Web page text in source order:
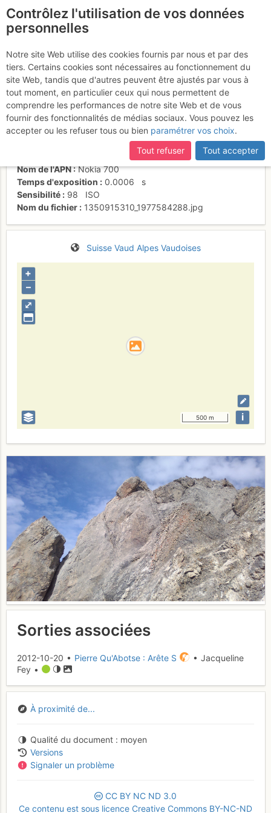
... au soleil
Activités
Date/heure
20 oct. 2012 13:09
Contributeur
Jacqueline Fey
individuel (CC by-nc-nd)
Nom de l'APN
Nokia 700
Temps d'exposition
0.0006
s
Sensibilité
98
ISO
Nom du fichier
1350915310_1977584288.jpg
Suisse Vaud Alpes Vaudoises
⤢
+
–
500 m i
Sorties associées
2012-10-20 • Pierre Qu'Abotse : Arête S
• Jacqueline
Fey •
À proximité de...
Qualité du document
moyen
Versions
Signaler un problème
CC BY NC ND 3.0
Ce contenu est sous licence Creative Commons BY-NC-ND
Contrôlez l'utilisation de vos données
personnelles
Notre site Web utilise des cookies fournis par nous et par des
tiers. Certains cookies sont nécessaires au fonctionnement du
site Web, tandis que d'autres peuvent être ajustés par vous à
tout moment, en particulier ceux qui nous permettent de
comprendre les performances de notre site Web et de vous
fournir des fonctionnalités de médias sociaux. Vous pouvez les
accepter ou les refuser tous ou bien paramétrer vos choix.
Tout refuser
Tout accepter